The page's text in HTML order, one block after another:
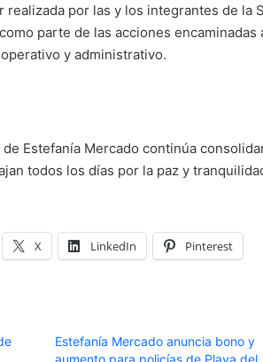
por las y los integrantes de la
parte de las acciones
y administrativo.
Estefanía Mercado continúa
todos los días por la paz y
X LinkedIn Pinterest
Estefanía Mercado anuncia bono y
aumento para policías de Playa del